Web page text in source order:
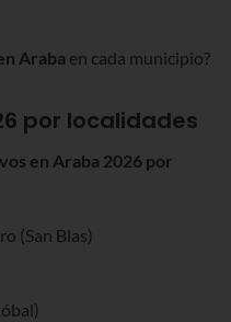
Araba en cada municipio?
por localidades
en Araba 2026 por
(San Blas)